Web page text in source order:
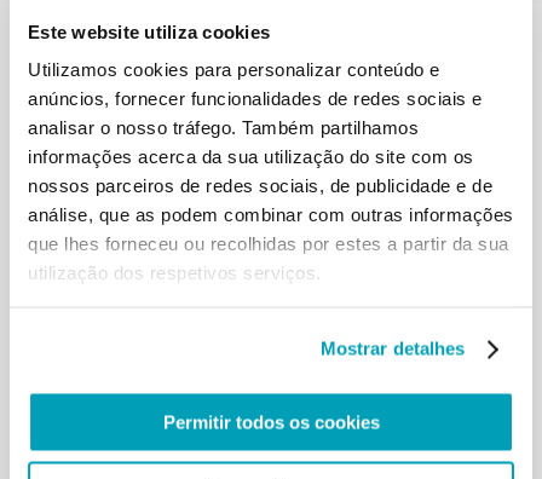
Este website utiliza cookies
Utilizamos cookies para personalizar conteúdo e
anúncios, fornecer funcionalidades de redes sociais e
analisar o nosso tráfego. Também partilhamos
informações acerca da sua utilização do site com os
nossos parceiros de redes sociais, de publicidade e de
análise, que as podem combinar com outras informações
que lhes forneceu ou recolhidas por estes a partir da sua
utilização dos respetivos serviços.
Mostrar detalhes
Permitir todos os cookies
tempo de graça e de salvação,
comporta a missão: «Por onde andardes — Jesus
exorta-os — anunciai que o
Reino dos Céus está próximo» (v. 7). Encontro e
Este encontro pessoal com Jesus Cristo é possível
também para nós, que somos
os discípulos do terceiro milénio. Orientados em
busca da face do Senhor,
podemos reconhecê-lo no semblante dos pobres,
caminho. E este encontro torna-se
salvação, investindo-nos com a
mesma missão confiada aos Apóstolos.
Hoje celebra-se o sétimo ano, o sétimo aniversário